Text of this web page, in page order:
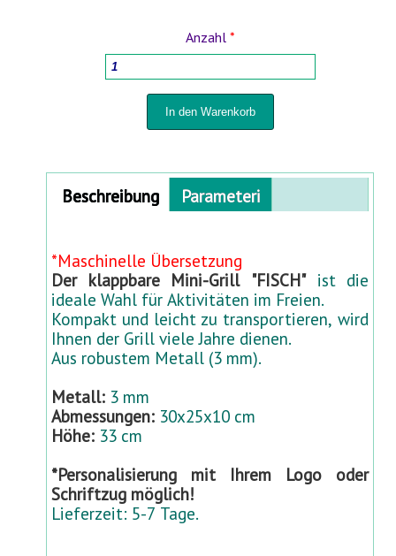
HAUSHALTSWAREN
TÖPFE FÜR PFLANZEN UND UMPFLANZEN
FÜR HOF UND GARTEN
BABYARTIKEL UND BABYAUSSTATTUNG
TIERBEDARF
Anzahl *
Horizontal Tabs
Beschreibung
Parameteri
*Maschinelle Übersetzung
Der klappbare Mini-Grill "FISCH"ist die
ideale Wahl für Aktivitäten im Freien.
Kompakt und leicht zu transportieren, wird
Ihnen der Grill viele Jahre dienen.
Aus robustem Metall (3 mm).
Metall: 3 mm
Abmessungen: 30x25x10 cm
Höhe: 33 cm
*Personalisierung mit Ihrem Logo oder
Schriftzug möglich!
Lieferzeit: 5-7 Tage.